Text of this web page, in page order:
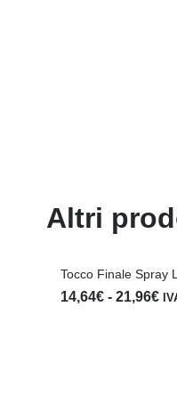
Altri
Tocco Finale Spray
14,64€ - 21,96€